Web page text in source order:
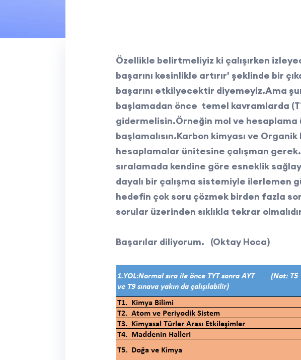
Özellikle belirtmeliyiz ki çalışırken
başarını kesinlikle artırır' şeklinde bir
başarını etkilyecektir diyemeyiz.Ama
başlamadan önce temel kavramlarda
gidermelisin.Örneğin mol ve
başlamalısın.Karbon kimyası ve
hesaplamalar ünitesine çalışman
sıralamada kendine göre esneklik
dayalı bir çalışma sistemiyle ilerlemen
hedefin çok soru çözmek birden fazla
sorular üzerinden sıklıkla tekrar
Başarılar diliyorum. (Oktay Hoca)